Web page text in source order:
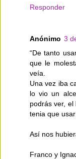
Responder
Anónimo 3
“De tanto
que le
veía.
Una vez iba
lo vio un
podrás ver,
tenia que
Así nos
Franco y